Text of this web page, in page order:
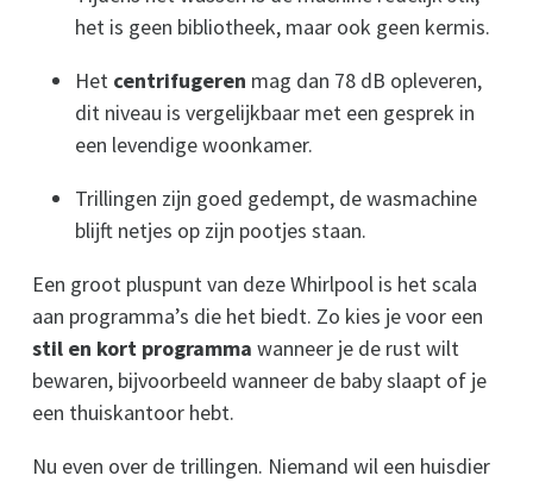
het is geen bibliotheek, maar ook geen kermis.
Het centrifugeren mag dan 78 dB opleveren,
dit niveau is vergelijkbaar met een gesprek in
een levendige woonkamer.
Trillingen zijn goed gedempt, de wasmachine
blijft netjes op zijn pootjes staan.
Een groot pluspunt van deze Whirlpool is het scala
aan programma’s die het biedt. Zo kies je voor een
stil en kort programma wanneer je de rust wilt
bewaren, bijvoorbeeld wanneer de baby slaapt of je
een thuiskantoor hebt.
Nu even over de trillingen. Niemand wil een huisdier